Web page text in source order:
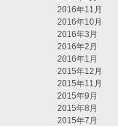
2016年11月
2016年10月
2016年3月
2016年2月
2016年1月
2015年12月
2015年11月
2015年9月
2015年8月
2015年7月